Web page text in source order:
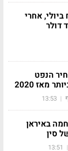
אחרי
דולר
הנפט
מאז 2020
|
13:53
באיראן
סין
|
13:51